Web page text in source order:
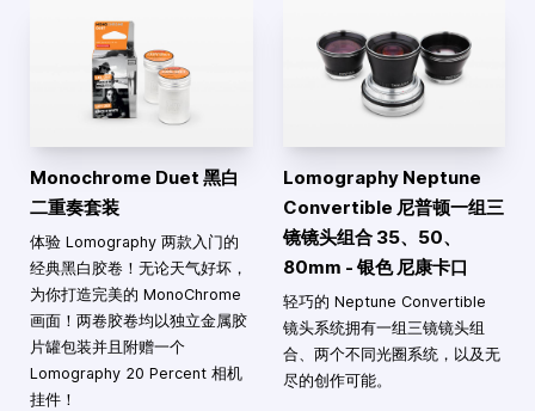
Monochrome Duet 黑白
二重奏套装
体验 Lomography 两款入门的
经典黑白胶卷！无论天气好坏，
为你打造完美的 MonoChrome
画面！两卷胶卷均以独立金属胶
片罐包装并且附赠一个
Lomography 20 Percent 相机
挂件！
Lomography Neptune
Convertible 尼普顿一组三
镜镜头组合 35、50、
80mm - 银色 尼康卡口
轻巧的 Neptune Convertible
镜头系统拥有一组三镜镜头组
合、两个不同光圈系统，以及无
尽的创作可能。